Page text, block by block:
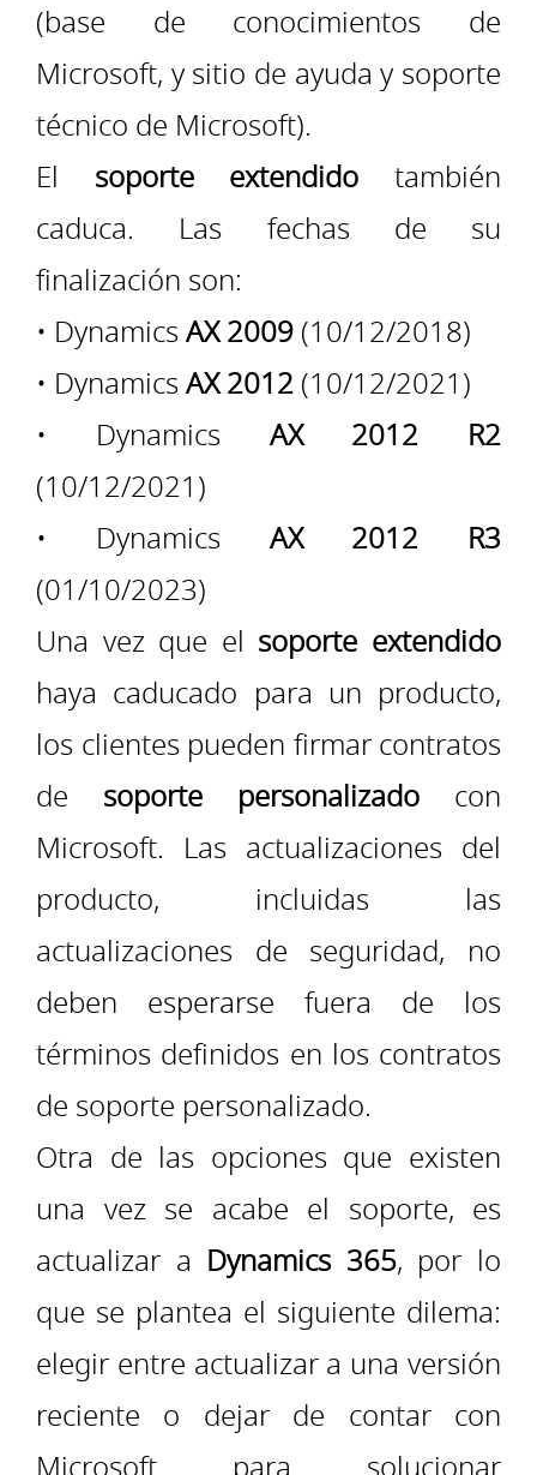
(base de conocimientos de
Microsoft, y sitio de ayuda y soporte
técnico de Microsoft).
El soporte extendido también
caduca. Las fechas de su
finalización son:
• DynamicsAX 2009(10/12/2018)
• DynamicsAX 2012(10/12/2021)
• Dynamics AX 2012 R2
(10/12/2021)
• Dynamics AX 2012 R3
(01/10/2023)
Una vez que el soporte extendido
haya caducado para un producto,
los clientes pueden firmar contratos
de soporte personalizado con
Microsoft. Las actualizaciones del
producto, incluidas las
actualizaciones de seguridad, no
deben esperarse fuera de los
términos definidos en los contratos
de soporte personalizado.
Otra de las opciones que existen
una vez se acabe el soporte, es
actualizar a Dynamics 365, por lo
que se plantea el siguiente dilema:
elegir entre actualizar a una versión
reciente o dejar de contar con